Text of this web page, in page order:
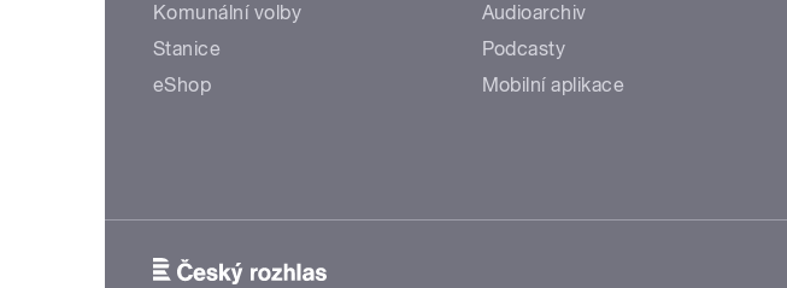
Komunální volby
Stanice
eShop
Audioarchiv
Podcasty
Mobilní aplikace